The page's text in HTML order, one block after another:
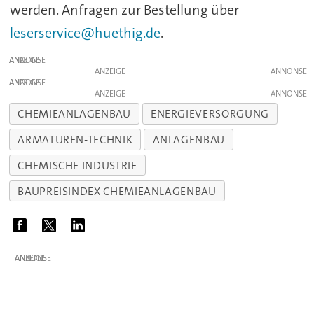
werden. Anfragen zur Bestellung über
leserservice@huethig.de.
ANZEIGE
ANZEIGE
ANZEIGE
ANZEIGE
CHEMIEANLAGENBAU
ENERGIEVERSORGUNG
ARMATUREN-TECHNIK
ANLAGENBAU
CHEMISCHE INDUSTRIE
BAUPREISINDEX CHEMIEANLAGENBAU
ANZEIGE